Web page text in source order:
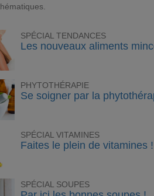
SPÉCIAL TENDANCES
Les nouveaux aliments
PHYTOTHÉRAPIE
Se soigner par la
SPÉCIAL VITAMINES
Faites le plein de vitamines !
SPÉCIAL SOUPES